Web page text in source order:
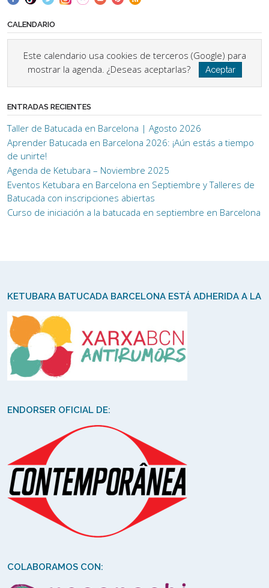
CALENDARIO
Este calendario usa cookies de terceros (Google) para
mostrar la agenda. ¿Deseas aceptarlas?
Aceptar
ENTRADAS RECIENTES
Taller de Batucada en Barcelona | Agosto 2026
Aprender Batucada en Barcelona 2026: ¡Aún estás a tiempo
de unirte!
Agenda de Ketubara – Noviembre 2025
Eventos Ketubara en Barcelona en Septiembre y Talleres de
Batucada con inscripciones abiertas
Curso de iniciación a la batucada en septiembre en Barcelona
KETUBARA BATUCADA BARCELONA ESTÁ ADHERIDA A LA
ENDORSER OFICIAL DE:
COLABORAMOS CON: